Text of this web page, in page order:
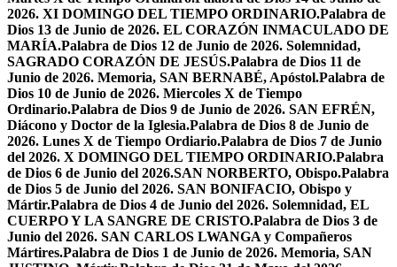
2026. XI DOMINGO DEL TIEMPO ORDINARIO.Palabra de
Dios 13 de Junio de 2026. EL CORAZÓN INMACULADO DE
MARÍA.Palabra de Dios 12 de Junio de 2026. Solemnidad,
SAGRADO CORAZÓN DE JESÚS.Palabra de Dios 11 de
Junio de 2026. Memoria, SAN BERNABÉ, Apóstol.Palabra de
Dios 10 de Junio de 2026. Miercoles X de Tiempo
Ordinario.Palabra de Dios 9 de Junio de 2026. SAN EFRÉN,
Diácono y Doctor de la Iglesia.Palabra de Dios 8 de Junio de
2026. Lunes X de Tiempo Ordiario.Palabra de Dios 7 de Junio
del 2026. X DOMINGO DEL TIEMPO ORDINARIO.Palabra
de Dios 6 de Junio del 2026.SAN NORBERTO, Obispo.Palabra
de Dios 5 de Junio del 2026. SAN BONIFACIO, Obispo y
Mártir.Palabra de Dios 4 de Junio del 2026. Solemnidad, EL
CUERPO Y LA SANGRE DE CRISTO.Palabra de Dios 3 de
Junio del 2026. SAN CARLOS LWANGA y Compañeros
Mártires.Palabra de Dios 1 de Junio de 2026. Memoria, SAN